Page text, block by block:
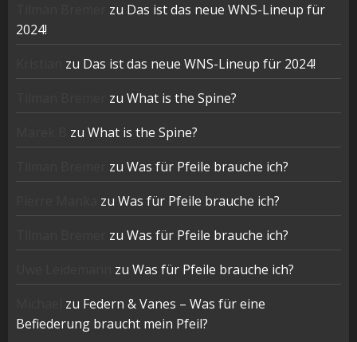
zu Das ist das neue WNS-Lineup für
2024!
zu Das ist das neue WNS-Lineup für 2024!
zu What is the Spine?
zu What is the Spine?
zu Was für Pfeile brauche ich?
zu Was für Pfeile brauche ich?
zu Was für Pfeile brauche ich?
zu Was für Pfeile brauche ich?
zu Federn & Vanes – Was für eine
Befiederung braucht mein Pfeil?